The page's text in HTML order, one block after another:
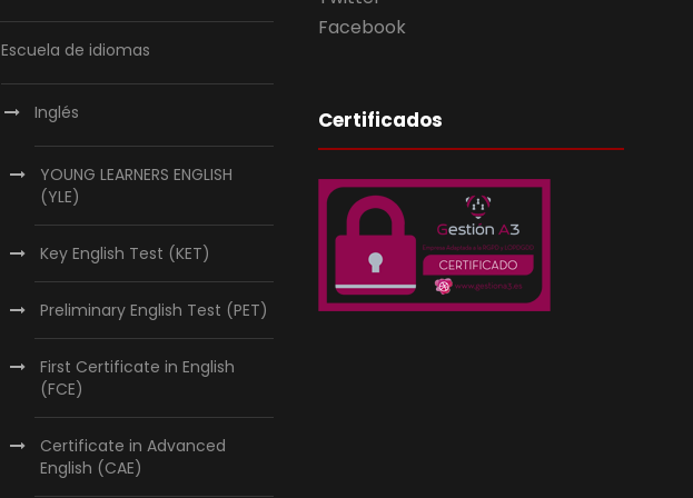
Escuela de idiomas
Inglés
YOUNG LEARNERS ENGLISH
(YLE)
Key English Test (KET)
Preliminary English Test (PET)
First Certificate in English
(FCE)
Certificate in Advanced
English (CAE)
Facebook
Certificados